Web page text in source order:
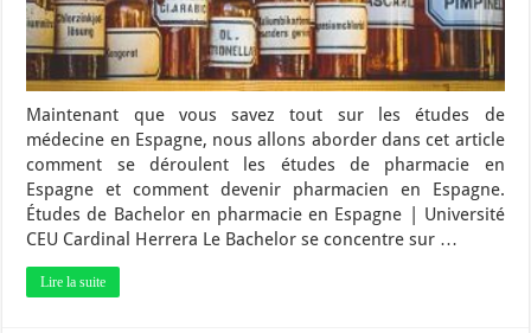
Maintenant que vous savez tout sur les études de
médecine en Espagne, nous allons aborder dans cet article
comment se déroulent les études de pharmacie en
Espagne et comment devenir pharmacien en Espagne.
Études de Bachelor en pharmacie en Espagne | Université
CEU Cardinal Herrera Le Bachelor se concentre sur …
Lire la suite